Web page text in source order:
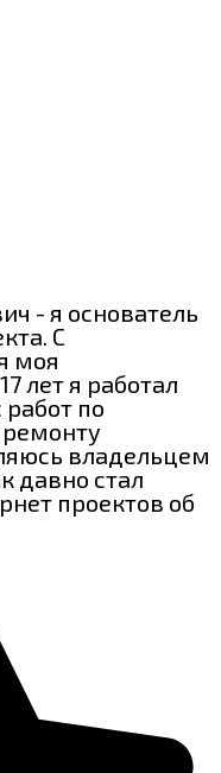
- я основатель
С
моя
лет я работал
по
владельцем
давно стал
проектов об